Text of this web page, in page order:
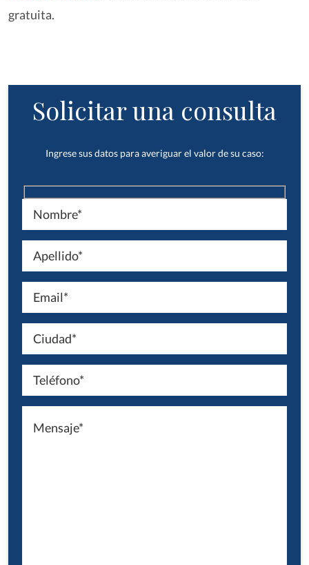
gratuita.
Solicitar una consulta
Ingrese sus datos para averiguar el valor de su caso: